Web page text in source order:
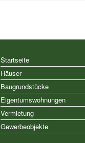
Startseite
Häuser
Baugrundstücke
Eigentumswohnungen
Vermietung
Gewerbeobjekte